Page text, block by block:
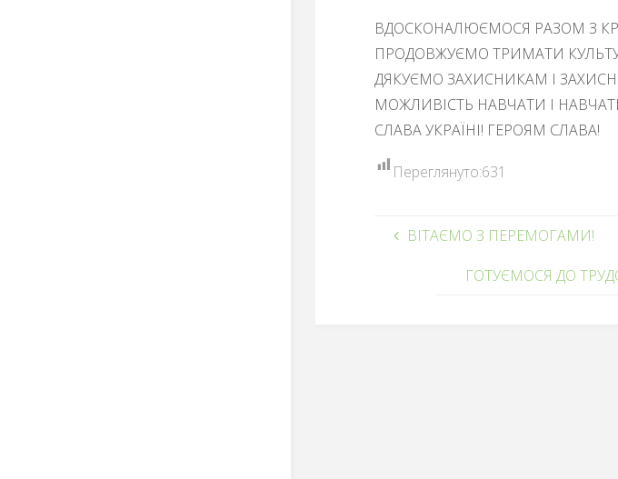
ВДОСКОНАЛЮЄМОСЯ РАЗОМ З
ПРОДОВЖУЄМО ТРИМАТИ
ДЯКУЄМО ЗАХИСНИКАМ І
МОЖЛИВІСТЬ НАВЧАТИ І
СЛАВА УКРАЇНІ! ГЕРОЯМ СЛАВА!
Переглянуто:631
ВІТАЄМО З ПЕРЕМОГАМИ!
ГОТУЄМОСЯ ДО